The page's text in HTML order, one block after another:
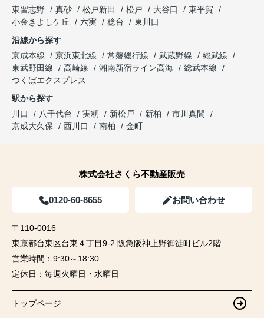
東習志野
真砂 松戸新田 松戸 大谷口
東平賀
小金きよしケ丘
六実 稔台
東川口
沿線から探す
京成本線
京浜東北線 常磐緩行線 武蔵野線
総武線
東武野田線
高崎線 湘南新宿ライン高海
総武本線
つくばエクスプレス
駅から探す
川口
八千代台 実籾 新松戸 新柏
市川真間
京成大久保
西川口 南柏 金町
株式会社さくら不動産販売
0120-60-8655 お問い合わせ
〒110-0016
東京都台東区台東４丁目9-2 阪急阪神上野御徒町ビル2階
営業時間： 9:30～18:30
定休日： 毎週火曜日・水曜日
トップページ